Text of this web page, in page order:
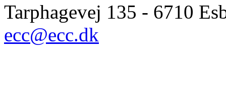
Tarphagevej 135 - 6710
ecc@ecc.dk